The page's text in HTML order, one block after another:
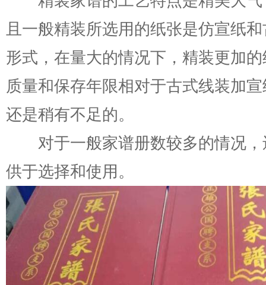
且一般精装所选用的纸张是仿宣纸
形式，在量大的情况下，精装更加
质量和保存年限相对于古式线装加
还是稍有不足的。
对于一般家谱册数较多的情况，
供于选择和使用。